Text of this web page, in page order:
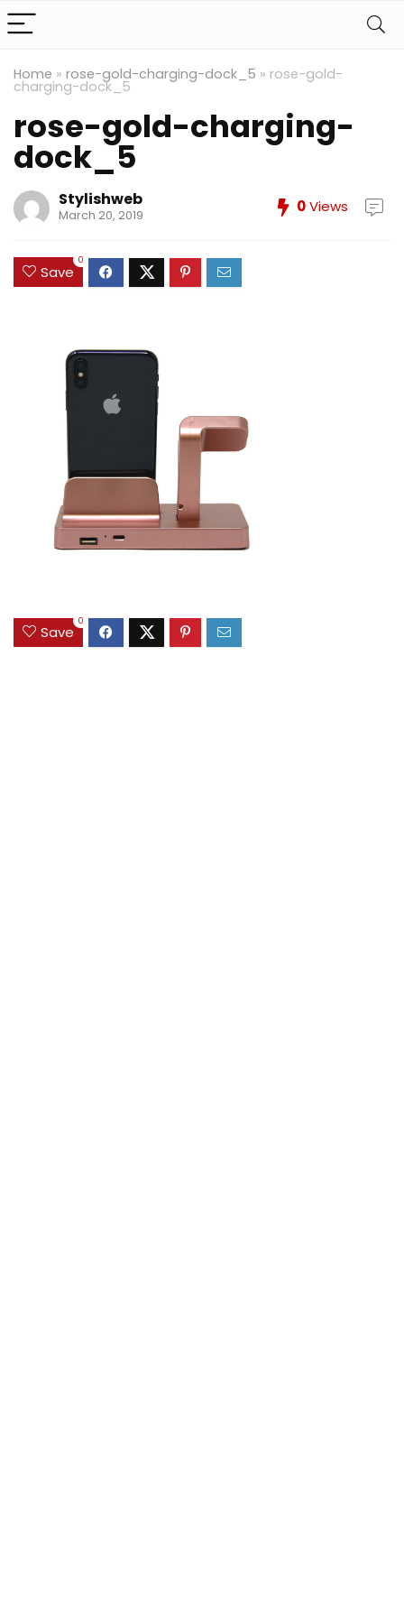
Home » rose-gold-charging-dock_5 » rose-gold-
charging-dock_5
rose-gold-charging-
dock_5
Stylishweb
March 20, 2019 0Views
Save
0
Save
0